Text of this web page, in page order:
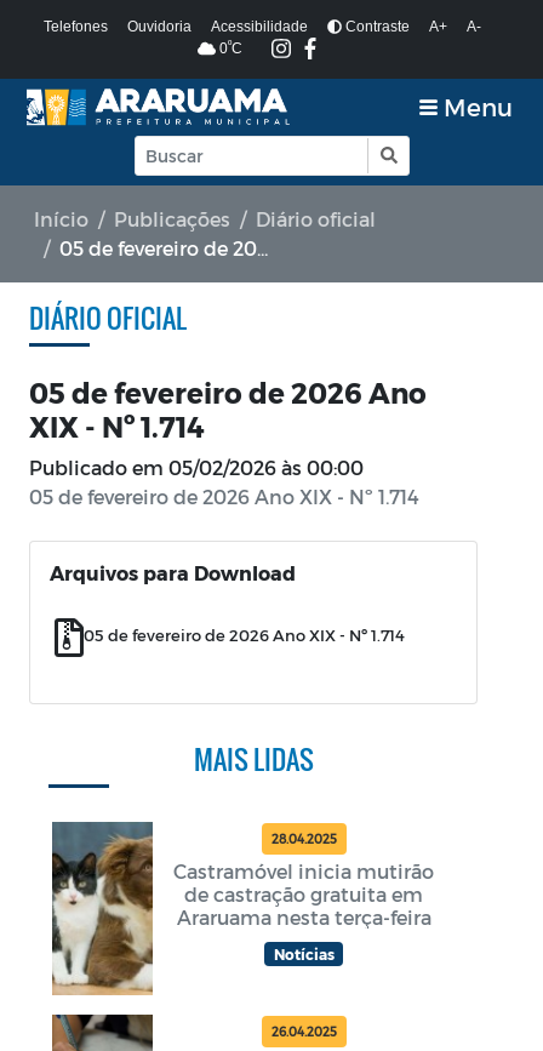
Telefones Ouvidoria Acessibilidade Contraste A+
A-
0ºC
Menu
Início Publicações
Diário oficial
05 de fevereiro de 2026 Ano XIX - Nº 1.714
DIÁRIO OFICIAL
05 de fevereiro de 2026 Ano
XIX - Nº 1.714
Publicado em 05/02/2026 às 00:00
05 de fevereiro de 2026 Ano XIX - Nº 1.714
Arquivos para Download
05 de fevereiro de 2026 Ano XIX - Nº 1.714
MAIS LIDAS
28.04.2025
Castramóvel inicia mutirão
de castração gratuita em
Araruama nesta terça-feira
Notícias
26.04.2025